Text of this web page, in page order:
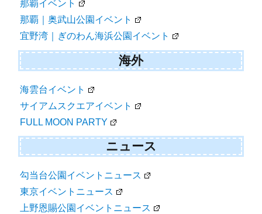
那覇イベント
那覇｜奥武山公園イベント
宜野湾｜ぎのわん海浜公園イベント
海外
海雲台イベント
サイアムスクエアイベント
FULL MOON PARTY
ニュース
勾当台公園イベントニュース
東京イベントニュース
上野恩賜公園イベントニュース